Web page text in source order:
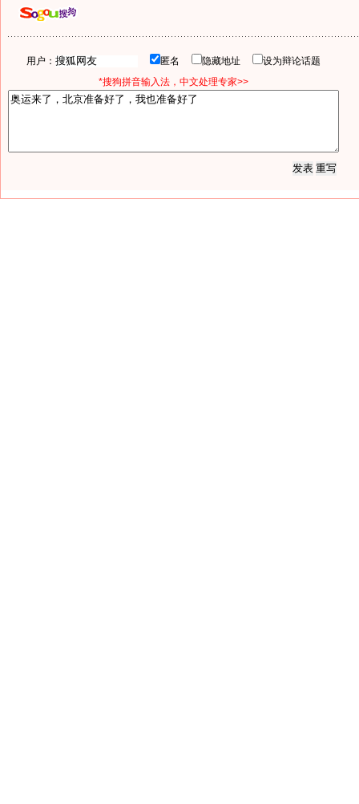
用户： 匿名 隐藏地址
设为辩论话题
*搜狗拼音输入法，中文处理专家>>